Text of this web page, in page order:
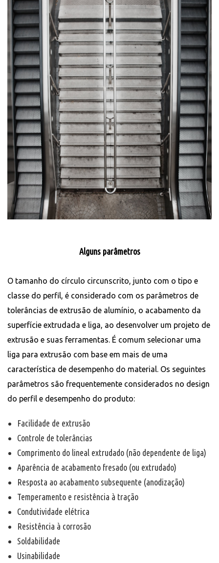
Alguns parâmetros
O tamanho do círculo circunscrito, junto com o tipo e
classe do perfil, é considerado com os parâmetros de
tolerâncias de extrusão de alumínio, o acabamento da
superfície extrudada e liga, ao desenvolver um projeto de
extrusão e suas ferramentas. É comum selecionar uma
liga para extrusão com base em mais de uma
característica de desempenho do material. Os seguintes
parâmetros são frequentemente considerados no design
do perfil e desempenho do produto:
Facilidade de extrusão
Controle de tolerâncias
Comprimento do lineal extrudado (não dependente de liga)
Aparência de acabamento fresado (ou extrudado)
Resposta ao acabamento subsequente (anodização)
Temperamento e resistência à tração
Condutividade elétrica
Resistência à corrosão
Soldabilidade
Usinabilidade